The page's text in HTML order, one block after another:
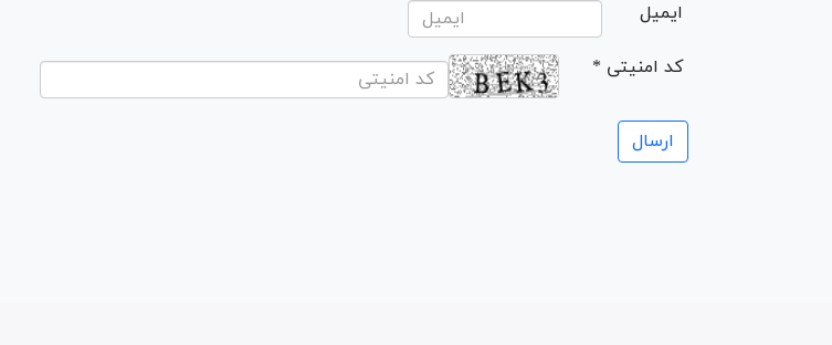
ایمیل
* کد امنیتی